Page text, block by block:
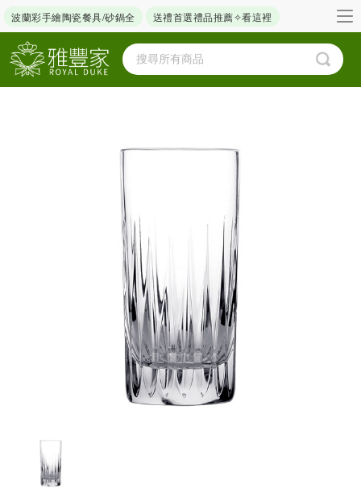
波蘭彩手繪陶瓷餐具/砂鍋全 送禮首選禮品推薦✧看這裡